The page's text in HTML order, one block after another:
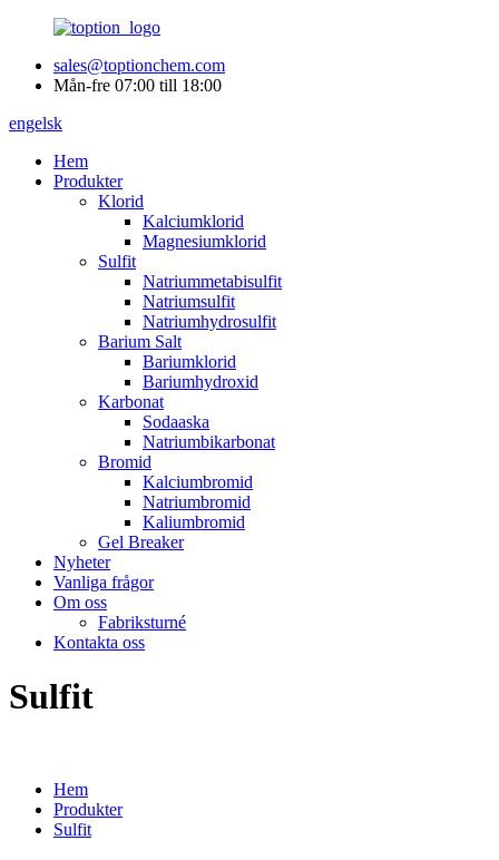
sales@toptionchem.com
Mån-fre 07:00 till 18:00
engelsk
Hem
Produkter
Klorid
Kalciumklorid
Magnesiumklorid
Sulfit
Natriummetabisulfit
Natriumsulfit
Natriumhydrosulfit
Barium Salt
Bariumklorid
Bariumhydroxid
Karbonat
Sodaaska
Natriumbikarbonat
Bromid
Kalciumbromid
Natriumbromid
Kaliumbromid
Gel Breaker
Nyheter
Vanliga frågor
Om oss
Fabriksturné
Kontakta oss
Sulfit
Hem
Produkter
Sulfit